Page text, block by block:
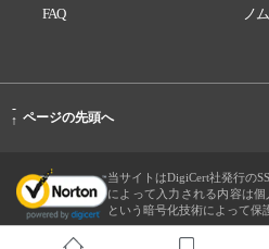
FAQ
ノ
-
↑ ページの先頭へ
当サイトはDigiCert社発行の
によって入力される内容は
という暗号化技術によって保